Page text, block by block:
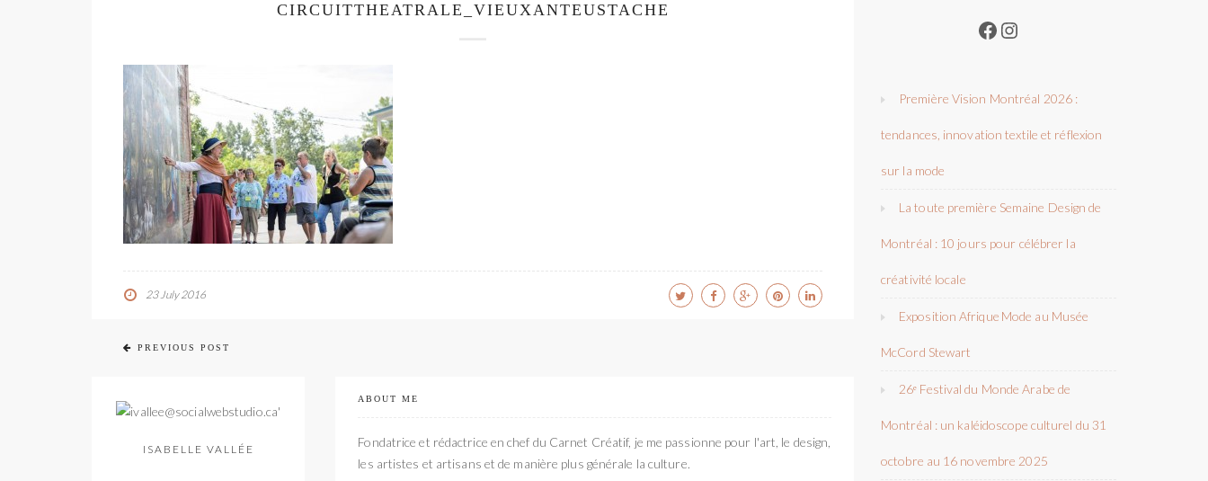
CIRCUITTHEATRALE_VIEUXANTEUSTACHE
23 July 2016
PREVIOUS POST
ISABELLE VALLÉE
ABOUT ME
Fondatrice et rédactrice en chef du Carnet Créatif, je me passionne pour l'art, le design,
les artistes et artisans et de manière plus générale la culture.
Facebook
Instagram
Première Vision Montréal 2026 :
tendances, innovation textile et réflexion
sur la mode
La toute première Semaine Design de
Montréal : 10 jours pour célébrer la
créativité locale
Exposition Afrique Mode au Musée
McCord Stewart
26ᵉ Festival du Monde Arabe de
Montréal : un kaléidoscope culturel du 31
octobre au 16 novembre 2025